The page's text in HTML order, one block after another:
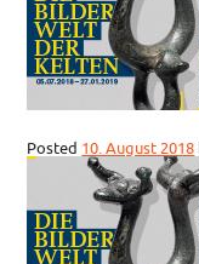
Posted 10. August 2018